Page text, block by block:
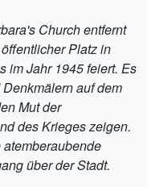
Church entfernt
Platz in
im Jahr 1945 feiert. Es
auf dem
Mut der
des Krieges zeigen.
über der Stadt.